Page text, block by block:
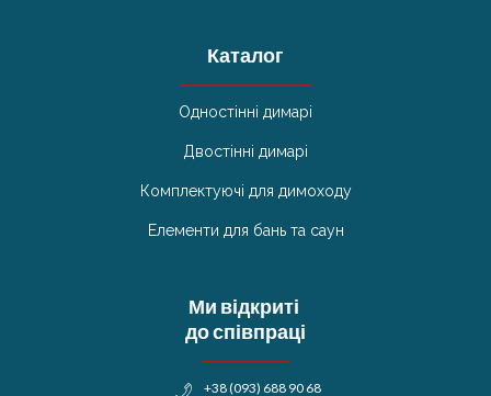
Каталог
Одностінні димарі
Двостінні димарі
Комплектуючі для димоходу
Елементи для бань та саун
Ми відкриті
до співпраці
+38 (093) 688 90 68